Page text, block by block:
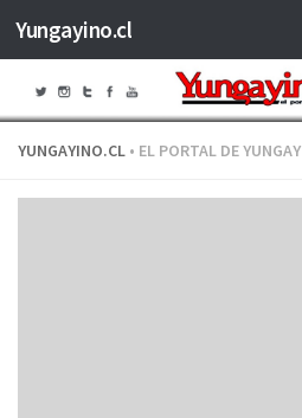
Saltar al contenido
Yungayino.cl
YUNGAYINO.CL • EL PORTAL DE YUNGAY